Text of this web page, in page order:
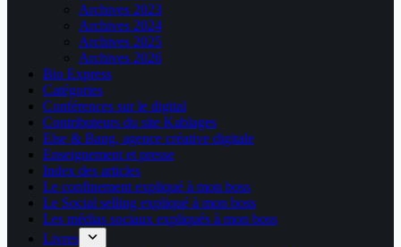
Archives 2023
Archives 2024
Archives 2025
Archives 2026
Bio Express
Catégories
Conférences sur le digital
Contributeurs du site Kablages
Else & Bang, agence créative digitale
Enseignement et presse
Index des articles
Le confinement expliqué à mon boss
Le Social selling expliqué à mon boss
Les médias sociaux expliqués à mon boss
Livres